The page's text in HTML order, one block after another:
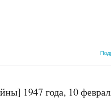
1947 года, 10